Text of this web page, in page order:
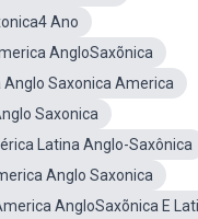
Ano
AngloSaxõnica
Anglo Saxonica America
Saxonica
Latina Anglo-Saxônica
Anglo Saxonica
AngloSaxõnica E